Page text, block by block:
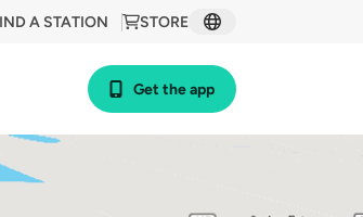
STORE
A STATION
Get the app